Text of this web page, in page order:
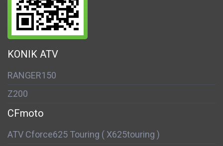
KONIK ATV
RANGER150
Z200
CFmoto
ATV Cforce625 Touring ( X625touring )